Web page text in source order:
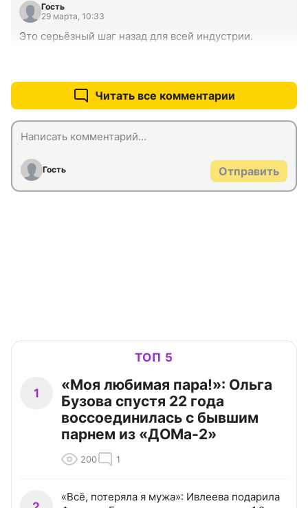
Гость
29 марта, 10:33
Это серьёзный шаг назад для всей индустрии.
Читать все комментарии
Гость Отправить
ТОП 5
1
«Моя любимая пара!»: Ольга
Бузова спустя 22 года
воссоединилась с бывшим
парнем из «ДОМа-2»
200 1
«Всё, потеряла я мужа»: Ивлеева подарила